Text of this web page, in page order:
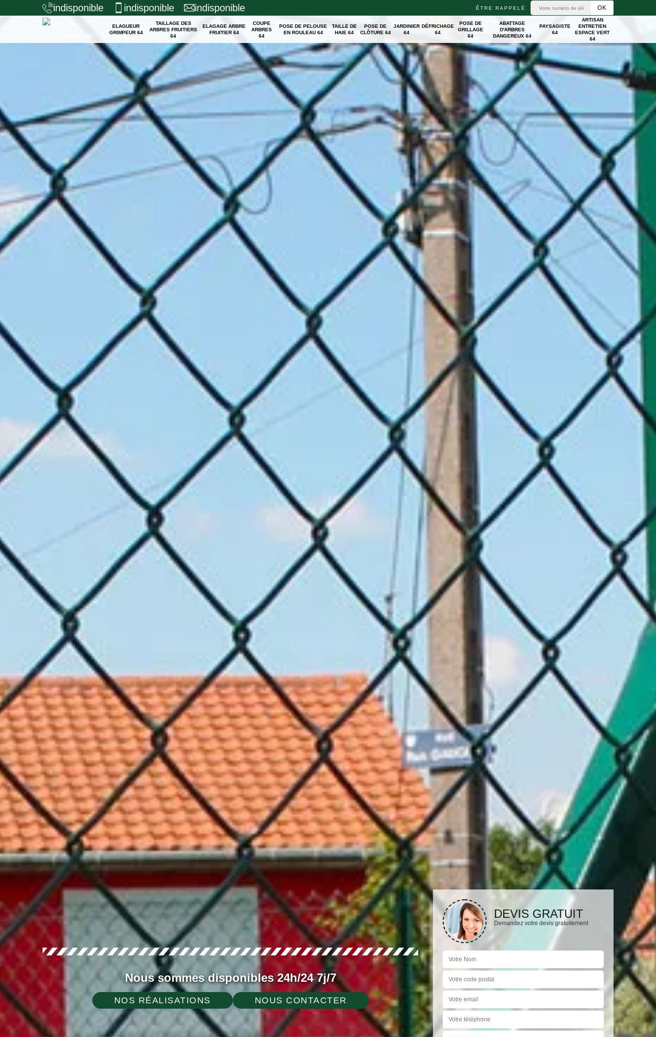
indisponible indisponible indisponible ÊTRE RAPPELÉ
ELAGUEUR
GRIMPEUR 64
TAILLAGE DES
ARBRES FRUITIERS
64
ELAGAGE ARBRE
FRUITIER 64
COUPE
ARBRES
64
POSE DE PELOUSE
EN ROULEAU 64
TAILLE DE
HAIE 64
POSE DE
CLÔTURE 64
JARDINIER
64
DÉFRICHAGE
64
POSE DE
GRILLAGE
64
ABATTAGE
D'ARBRES
DANGEREUX 64
PAYSAGISTE
64
ARTISAN
ENTRETIEN
ESPACE VERT
64
Nous sommes disponibles 24h/24 7j/7
NOS RÉALISATIONS NOUS CONTACTER
DEVIS GRATUIT
Demandez votre devis gratuitement